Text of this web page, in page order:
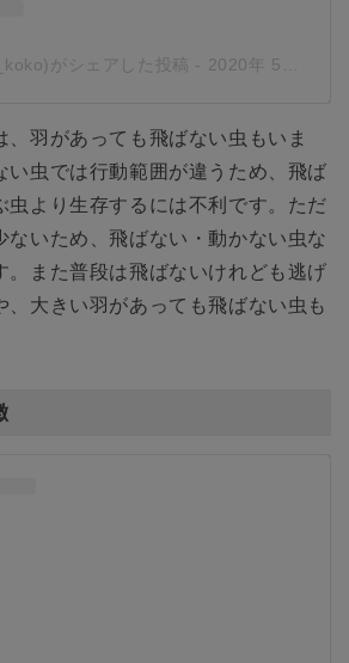
がシェアした投稿 - 2020年 5月月20日午後11時34分PDT
、羽があっても飛ばない虫もいま
い虫では行動範囲が違うため、飛ば
虫より生存するには不利です。ただ
ないため、飛ばない・動かない虫な
。また普段は飛ばないけれども逃げ
、大きい羽があっても飛ばない虫も